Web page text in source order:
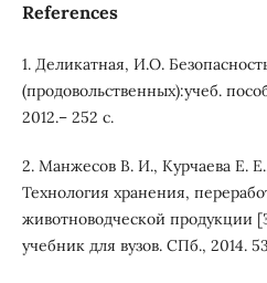
References
1. Деликатная, И.О.
(продовольственных):учеб.
2012.– 252 с.
2. Манжесов В. И., Курчаева Е.
Технология хранения,
животноводческой продукции
учебник для вузов. СПб., 2014.